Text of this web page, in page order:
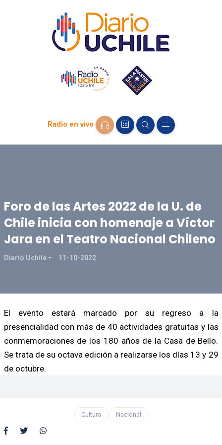
Radio en vivo
Foro de las Artes 2022 de la U. de
Chile inicia con homenaje a Víctor
Jara en el Teatro Nacional Chileno
Diario Uchile 11-10-2022
El evento estará marcado por su regreso a la
presencialidad con más de 40 actividades gratuitas y las
conmemoraciones de los 180 años de la Casa de Bello.
Se trata de su octava edición a realizarse los días 13 y 29
de octubre.
Cultura Nacional